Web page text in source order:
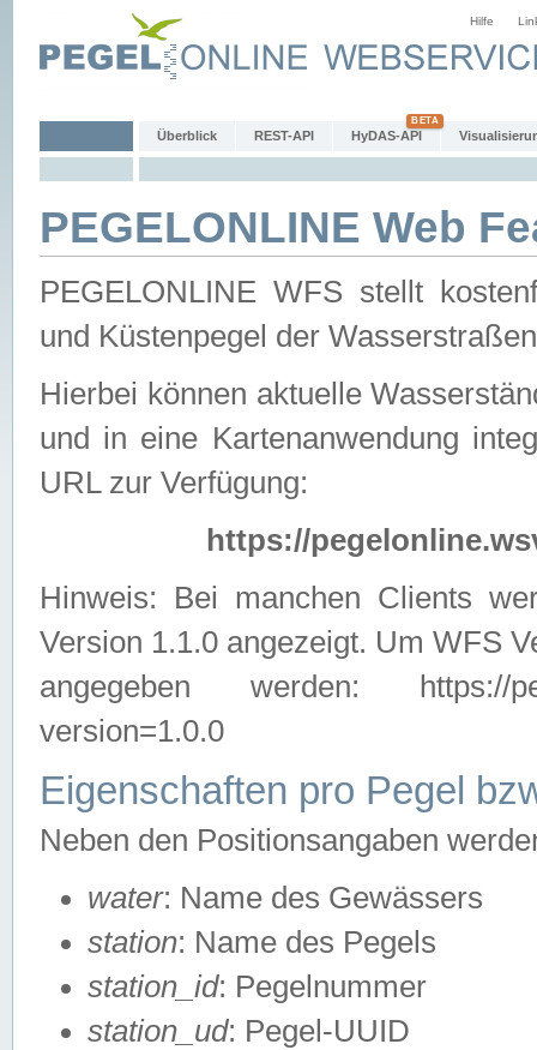
Hilfe
Überblick REST-API HyDAS-API
PEGELONLINE Web
PEGELONLINE WFS stellt
und Küstenpegel der
Hierbei können aktuelle
und in eine Kartenanwendung
URL zur Verfügung:
https://
Hinweis: Bei manchen Clients
Version 1.1.0 angezeigt. Um WFS
angegeben werden: https://
version=1.0.0
Eigenschaften pro Pegel
Neben den Positionsangaben
water: Name des Gewässers
station: Name des Pegels
station_id: Pegelnummer
station_ud: Pegel-UUID